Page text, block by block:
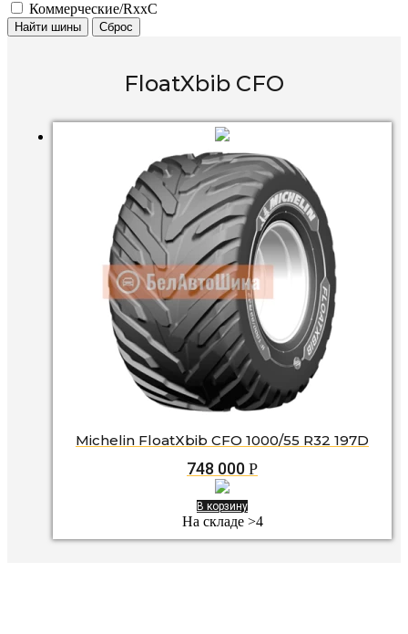
Коммерческие/RxxC
Найти шины Сброс
FloatXbib CFO
Michelin FloatXbib CFO 1000/55 R32 197D
748 000 Р
В корзину
На складе >4